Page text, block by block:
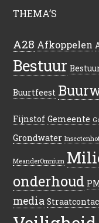
THEMA’S
A28 Afkoppelen
Bestuur
Buurtfeest
Fijnstof Gemeente
Grondwater
MeanderOmnium
onderhoud
media